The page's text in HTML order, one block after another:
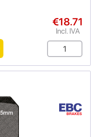
€18.71
Incl. IVA